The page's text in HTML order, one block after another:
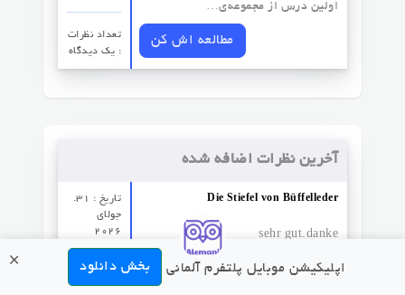
تعداد نظرات‌
: یک دیدگاه
اولین درس از مجموعه‌ی…
مطالعه اش کن
آخرین نظرات اضافه شده
تاریخ : 31.
جولای
2026
Die Stiefel von Büffelleder
sehr gut.danke
مشاهده نظر
اپلیکیشن موبایل پلتفرم آلمانی بخش دانلود ×